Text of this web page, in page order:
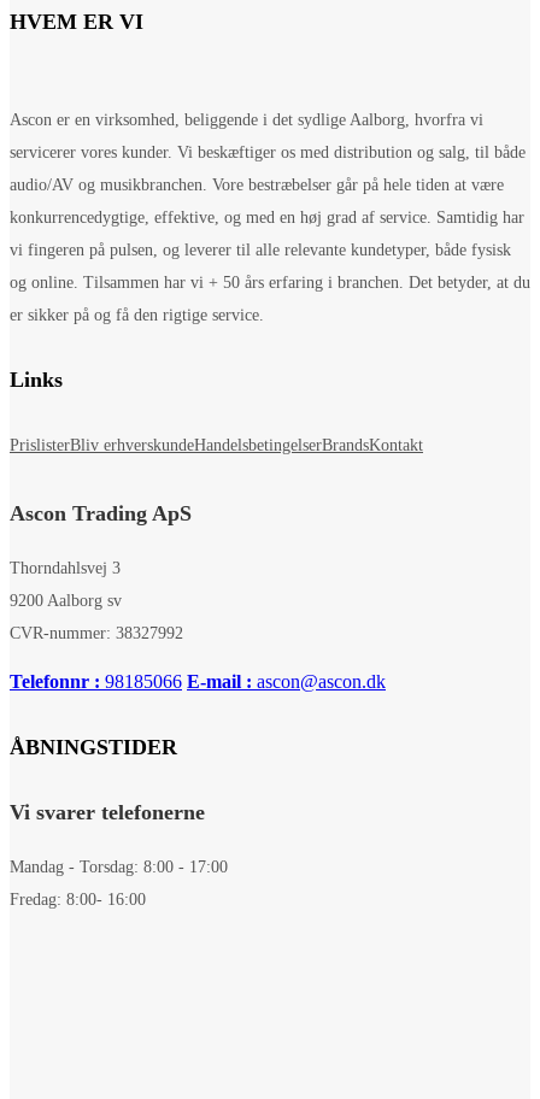
HVEM ER VI
Ascon er en virksomhed, beliggende i det sydlige Aalborg, hvorfra vi
servicerer vores kunder. Vi beskæftiger os med distribution og salg, til både
audio/AV og musikbranchen. Vore bestræbelser går på hele tiden at være
konkurrencedygtige, effektive, og med en høj grad af service. Samtidig har
vi fingeren på pulsen, og leverer til alle relevante kundetyper, både fysisk
og online. Tilsammen har vi + 50 års erfaring i branchen. Det betyder, at du
er sikker på og få den rigtige service.
Links
PrislisterBliv erhverskundeHandelsbetingelserBrandsKontakt
Ascon Trading ApS
Thorndahlsvej 3
9200 Aalborg sv
CVR-nummer: 38327992
Telefonnr : 98185066 E-mail : ascon@ascon.dk
ÅBNINGSTIDER
Vi svarer telefonerne
Mandag - Torsdag: 8:00 - 17:00
Fredag: 8:00- 16:00